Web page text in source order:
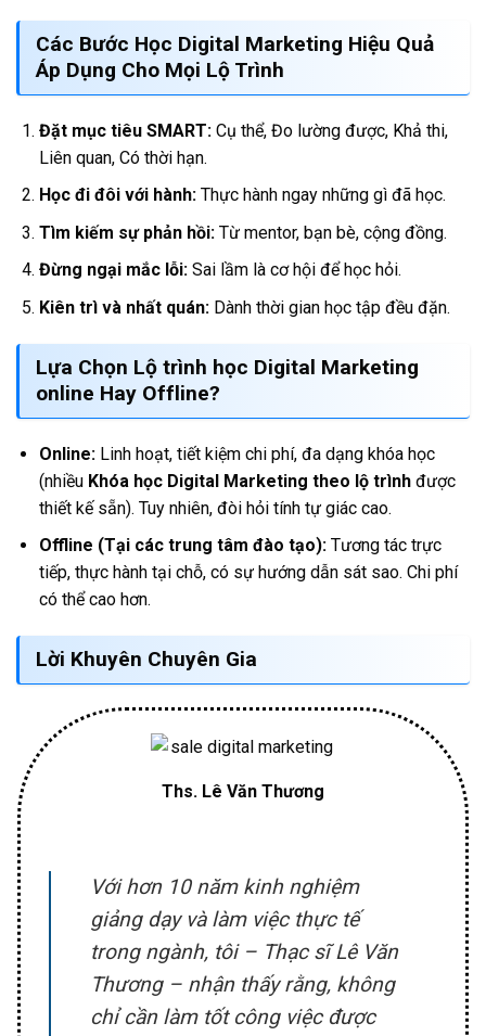
Các Bước Học Digital Marketing Hiệu Quả
Áp Dụng Cho Mọi Lộ Trình
Đặt mục tiêu SMART:Cụ thể, Đo lường được, Khả thi,
Liên quan, Có thời hạn.
Học đi đôi với hành:Thực hành ngay những gì đã học.
Tìm kiếm sự phản hồi:Từ mentor, bạn bè, cộng đồng.
Đừng ngại mắc lỗi:Sai lầm là cơ hội để học hỏi.
Kiên trì và nhất quán:Dành thời gian học tập đều đặn.
Lựa Chọn Lộ trình học Digital Marketing
online Hay Offline?
Online:Linh hoạt, tiết kiệm chi phí, đa dạng khóa học
(nhiều Khóa học Digital Marketing theo lộ trìnhđược
thiết kế sẵn). Tuy nhiên, đòi hỏi tính tự giác cao.
Offline (Tại các trung tâm đào tạo):Tương tác trực
tiếp, thực hành tại chỗ, có sự hướng dẫn sát sao. Chi phí
có thể cao hơn.
Lời Khuyên Chuyên Gia
Ths. Lê Văn Thương
Với hơn 10 năm kinh nghiệm
giảng dạy và làm việc thực tế
trong ngành, tôi – Thạc sĩ Lê Văn
Thương – nhận thấy rằng, không
chỉ cần làm tốt công việc được